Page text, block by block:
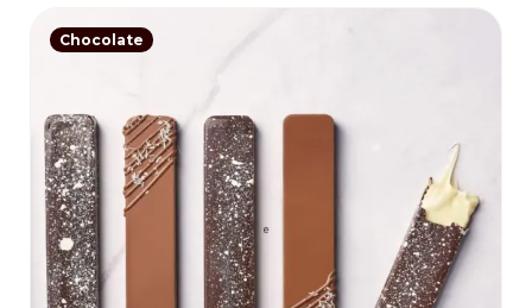
Chocolate